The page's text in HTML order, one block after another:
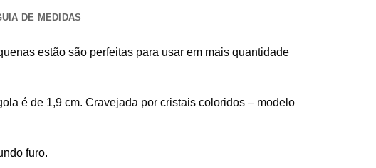
DE MEDIDAS
estão são perfeitas para usar em mais quantidade
é de 1,9 cm. Cravejada por cristais coloridos – modelo
furo.